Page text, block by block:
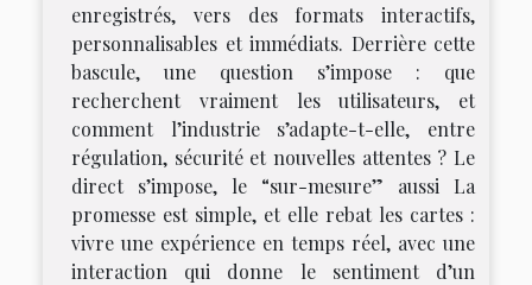
enregistrés, vers des formats interactifs,
personnalisables et immédiats. Derrière cette
bascule, une question s’impose : que
recherchent vraiment les utilisateurs, et
comment l’industrie s’adapte-t-elle, entre
régulation, sécurité et nouvelles attentes ? Le
direct s’impose, le “sur-mesure” aussi La
promesse est simple, et elle rebat les cartes :
vivre une expérience en temps réel, avec une
interaction qui donne le sentiment d’un